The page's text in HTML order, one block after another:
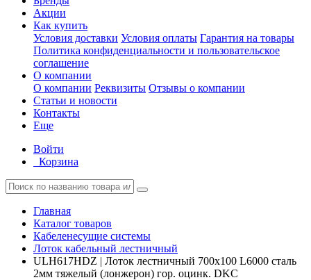
Акции
Как купить
Условия доставки Условия оплаты Гарантия на товары
Политика конфиденциальности и пользовательское
соглашение
О компании
О компании Реквизиты Отзывы о компании
Статьи и новости
Контакты
Еще
Войти
Корзина
Главная
Каталог товаров
Кабеленесущие системы
Лоток кабельный лестничный
ULH617HDZ | Лоток лестничный 700х100 L6000 сталь
2мм тяжелый (лонжерон) гор. оцинк. DKC